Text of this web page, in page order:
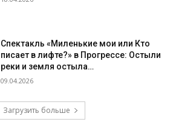
Спектакль «Миленькие мои или Кто
писает в лифте?» в Прогрессе: Остыли
реки и земля остыла…
09.04.2026
Загрузить больше